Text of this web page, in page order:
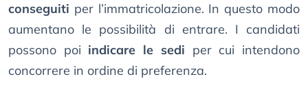
conseguiti per l’immatricolazione. In questo modo
aumentano le possibilità di entrare. I candidati
possono poi indicare le sedi per cui intendono
concorrere in ordine di preferenza.